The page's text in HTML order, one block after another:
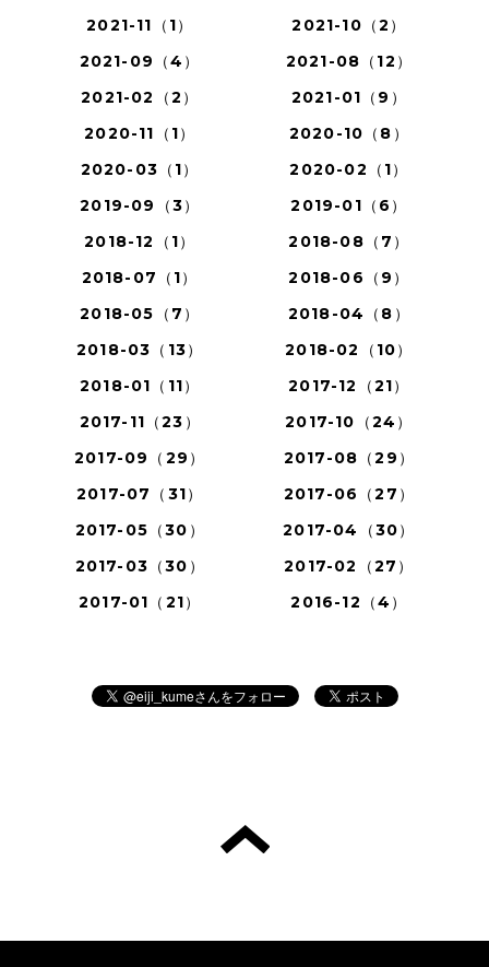
2021-11（1）
2021-10（2）
2021-09（4）
2021-08（12）
2021-02（2）
2021-01（9）
2020-11（1）
2020-10（8）
2020-03（1）
2020-02（1）
2019-09（3）
2019-01（6）
2018-12（1）
2018-08（7）
2018-07（1）
2018-06（9）
2018-05（7）
2018-04（8）
2018-03（13）
2018-02（10）
2018-01（11）
2017-12（21）
2017-11（23）
2017-10（24）
2017-09（29）
2017-08（29）
2017-07（31）
2017-06（27）
2017-05（30）
2017-04（30）
2017-03（30）
2017-02（27）
2017-01（21）
2016-12（4）